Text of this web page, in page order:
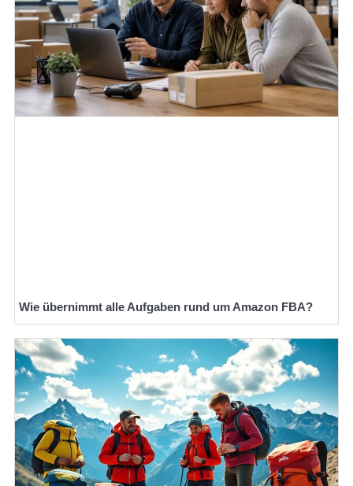
Wie übernimmt alle Aufgaben rund um Amazon FBA?